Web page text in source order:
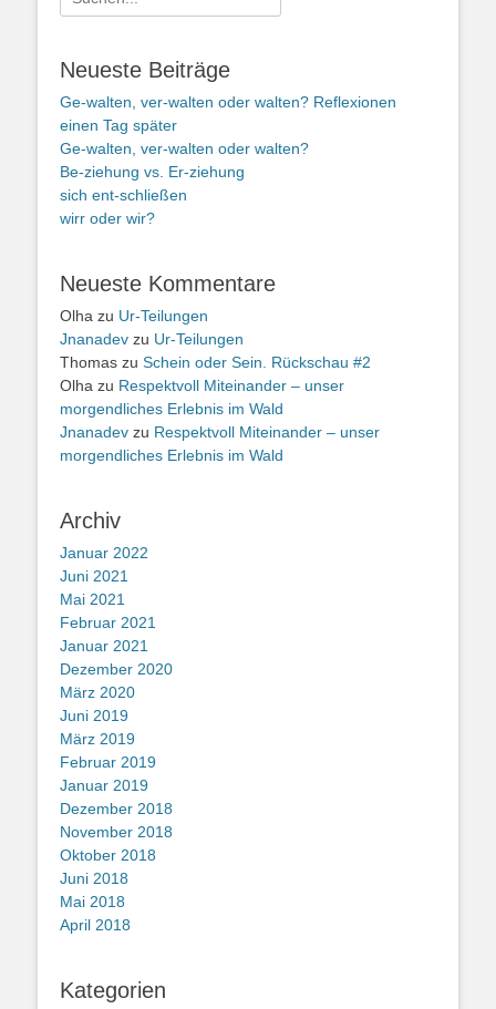
nach:
Neueste Beiträge
Ge-walten, ver-walten oder walten? Reflexionen
einen Tag später
Ge-walten, ver-walten oder walten?
Be-ziehung vs. Er-ziehung
sich ent-schließen
wirr oder wir?
Neueste Kommentare
Olha zu Ur-Teilungen
Jnanadev zu Ur-Teilungen
Thomas zu Schein oder Sein. Rückschau #2
Olha zu Respektvoll Miteinander – unser
morgendliches Erlebnis im Wald
Jnanadev zu Respektvoll Miteinander – unser
morgendliches Erlebnis im Wald
Archiv
Januar 2022
Juni 2021
Mai 2021
Februar 2021
Januar 2021
Dezember 2020
März 2020
Juni 2019
März 2019
Februar 2019
Januar 2019
Dezember 2018
November 2018
Oktober 2018
Juni 2018
Mai 2018
April 2018
Kategorien